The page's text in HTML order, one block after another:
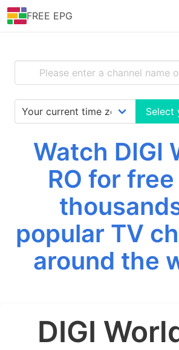
FREE EPG
Select
Watch DIGI
RO for
popular TV
around the
DIGI